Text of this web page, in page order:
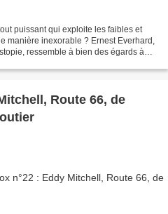
puissant qui exploite les faibles et
manière inexorable ? Ernest Everhard,
ressemble à bien des égards à
Route 66, de